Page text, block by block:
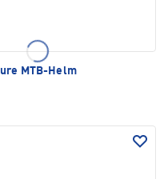
MTB-Helm